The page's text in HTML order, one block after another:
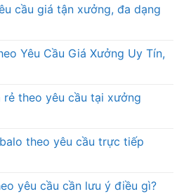
cầu giá tận xưởng, đa dạng
Yêu Cầu Giá Xưởng Uy Tín,
theo yêu cầu tại xưởng
theo yêu cầu trực tiếp
yêu cầu cần lưu ý điều gì?